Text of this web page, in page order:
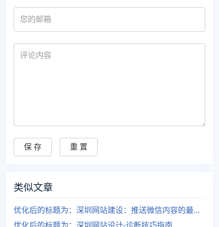
类似文章
优化后的标题为：深圳网站建设：推送微信内容的最佳时间
优化后的标题为：深圳网站设计-诊断技巧指南